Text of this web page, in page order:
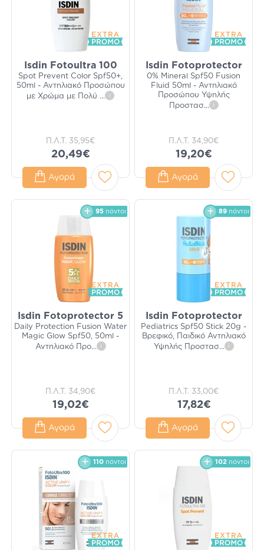
Isdin Fotoultra 100
Spot Prevent Color Spf50+,
50ml - Αντηλιακό Προσώπου
με Χρώμα με Πολύ ... i
Π.Λ.Τ. 35,95€
20,49€
Αγορά
Isdin Fotoprotector
0% Mineral Spf50 Fusion
Fluid 50ml - Αντηλιακό
Προσώπου Υψηλής
Προστασ... i
Π.Λ.Τ. 34,90€
19,20€
Αγορά
95 πόντοι
Isdin Fotoprotector 5
Daily Protection Fusion Water
Magic Glow Spf50, 50ml -
Αντηλιακό Προ... i
Π.Λ.Τ. 34,90€
19,02€
Αγορά
89 πόντοι
Isdin Fotoprotector
Pediatrics Spf50 Stick 20g -
Βρεφικό, Παιδικό Αντηλιακό
Υψηλής Προστασ... i
Π.Λ.Τ. 33,00€
17,82€
Αγορά
110 πόντοι 102 πόντοι